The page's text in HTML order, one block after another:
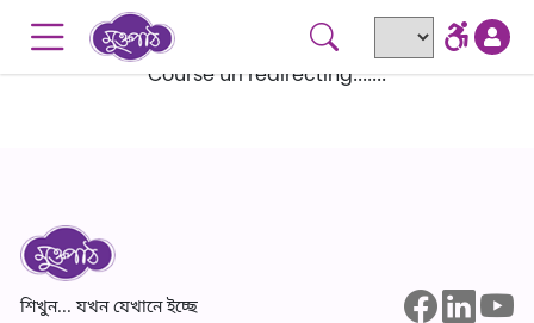
Skip to main content Go to accessibility menu
Course url redirecting.......
শিখুন... যখন যেখানে ইচ্ছে